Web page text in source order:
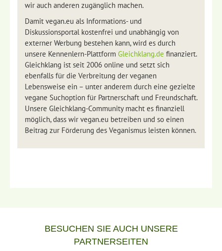
wir auch anderen zugänglich machen.
Damit vegan.eu als Informations- und
Diskussionsportal kostenfrei und unabhängig von
externer Werbung bestehen kann, wird es durch
unsere Kennenlern-Plattform Gleichklang.de finanziert.
Gleichklang ist seit 2006 online und setzt sich
ebenfalls für die Verbreitung der veganen
Lebensweise ein – unter anderem durch eine gezielte
vegane Suchoption für Partnerschaft und Freundschaft.
Unsere Gleichklang-Community macht es finanziell
möglich, dass wir vegan.eu betreiben und so einen
Beitrag zur Förderung des Veganismus leisten können.
BESUCHEN SIE AUCH UNSERE
PARTNERSEITEN